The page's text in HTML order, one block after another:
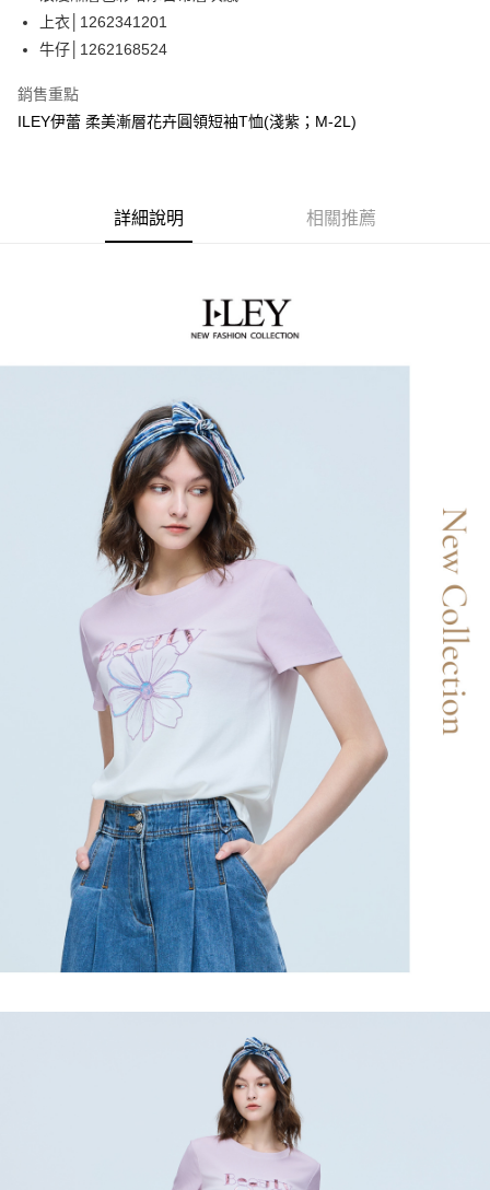
玉山商業銀行
台新國際商業銀行
台灣樂天信用卡公司
Google Pay
大哥付你分期
2.付款方式選擇「大哥付你分期」，訂單成立後會自動跳轉到大哥付的交易
流程，驗證手機門號後，選擇欲分期的期數、繳款截止日，確認付款後即完
消。如遇「轉專審核」未通過狀況，表示未達大哥付你分期系統評分，恕無
1.分期款項不併入電信帳單，「大哥付你分期」於每月結算日後寄送繳費提
2.透過簡訊連結打開帳單後，可選擇「超商條碼／台灣大直營門市／銀行轉
帳／街口支付／iPASS MONEY」等通路繳費。
1.本服務係由「台灣大哥大股份有限公司」（以下簡稱本公司）所提供，讓
用戶於交易時，得透過本服務購買商品或服務，並由商店將買賣／分期付款
買賣價金債權讓與本公司後，依約使用本公司帳單繳交帳款。
2.基於同意付款使用「大哥付你分期」之契約關係目的，商店將以您的個人
資料（包含姓名、電話或地址）提供予台灣大哥大進項蒐集、處理及利用，
由本公司與您本人進行分期帳單所需資料之確認、核對及更正。
3.完整用戶服務條款，請詳閱以下連結：
https://oppay.tw/userRule
【關於「AFTEE先享後付」】
１．簡單：不需註冊會員、不需綁卡、不需儲值。
２．便利：只要手機號碼，簡訊認證，即可結帳。
３．安心：先確認商品／服務後，再付款。
結帳頁面，進行簡訊認證並確認金額後，即可完成結帳。
２．訂單成立數日內，您將收到繳費通知簡訊。
３．收到繳費通知簡訊後14天內，點擊此簡訊中的連結，可透過四大超商／
ATM／網路銀行／等多元方式進行付款，方視為交易完成。
※ 請注意：結帳手續完成當下不需立刻繳費，但若您需要取消訂單，請聯絡
購買商品的店家。未經商家同意取消之訂單仍視為有效，需透過AFTEE先享
後付繳納相關費用。
※ 交易是否成功請以「AFTEE先享後付 」之結帳頁面顯示為準，若有關於
是否繳費成功／繳費後需取消欲退款等相關疑問，請聯繫「AFTEE先享後付
客戶支援中心」https://netprotections.freshdesk.com/support/home
【注意事項】
１．透過由恩沛科技股份有限公司提供之「AFTEE先享後付」服務完成之交
易，需依本服務之必要範圍內提供個人資料，並將交易相關給付款項請求債
權轉讓予恩沛科技股份有限公司。
２．關於個人資料處理事宜，請瀏覽以下網址：
https://aftee.tw/terms/#terms3
３．未成年的使用者請事先徵得法定代理人或監護人之同意方可使用
「AFTEE先享後付」，若未經同意申辦者引起之損失，本公司不負相關責
４．使用「AFTEE先享後付」時，將依據個別帳號之用戶狀況，依本公司即
時審查核予不同之上限額度；若仍有額度不足之情形，本公司將視審查結果
請求用戶進行身份認證。
５．嚴禁一人註冊多個帳號或使用他人資訊註冊。若發現惡意使用之情形，
恩沛科技股份有限公司將有權停止該用戶之使用額度並採取法律行動。
每筆NT$120，滿NT$2,500(含以上)免運費
每筆NT$120，滿NT$2,500(含以上)免運費
萊爾富取貨付款
每筆NT$120，滿NT$2,500(含以上)免運費
付款後萊爾富取貨
每筆NT$120，滿NT$2,500(含以上)免運費
每筆NT$120，滿NT$2,500(含以上)免運費
付款後7-11取貨
每筆NT$120，滿NT$2,500(含以上)免運費
每筆NT$120，滿NT$2,500(含以上)免運費
每筆NT$120，滿NT$2,500(含以上)免運費
付款後門市自取
海外配送
上衣│1262341201
牛仔│1262168524
銷售重點
ILEY伊蕾 柔美漸層花卉圓領短袖T恤(淺紫；M-2L)
詳細說明 相關推薦